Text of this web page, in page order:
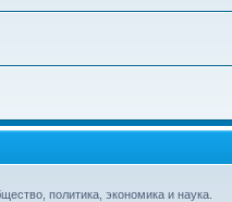
политика, экономика и наука.